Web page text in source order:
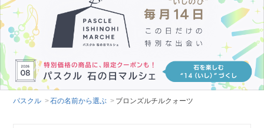
パスクル 石の名前から選ぶ ブロンズルチルクォーツ